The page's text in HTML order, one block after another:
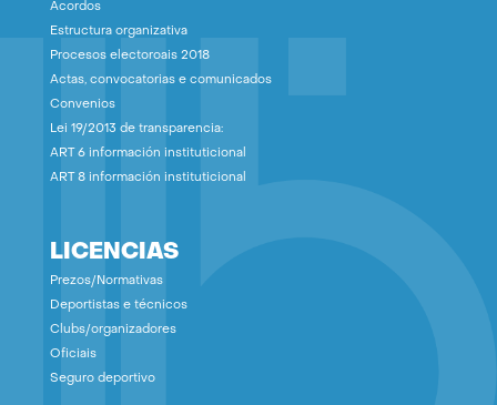
Acordos
Estructura organizativa
Procesos electoroais 2018
Actas, convocatorias e comunicados
Convenios
Lei 19/2013 de transparencia:
ART 6 información instituticional
ART 8 información instituticional
LICENCIAS
Prezos/Normativas
Deportistas e técnicos
Clubs/organizadores
Oficiais
Seguro deportivo